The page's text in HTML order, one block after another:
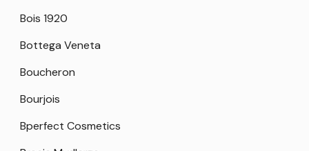
Bois 1920
Bottega Veneta
Boucheron
Bourjois
Bperfect Cosmetics